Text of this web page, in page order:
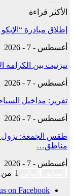
الأكثر قراءة
إطلاق مبادرة
أغسطس - 7 - 2026
تيزنيت بين الكرامة
أغسطس - 7 - 2026
تقرير: مداخيل
أغسطس - 7 - 2026
طقس الجمعة: نزول
مناطق…
أغسطس - 7 - 2026
1 من 5٬035
on Facebook